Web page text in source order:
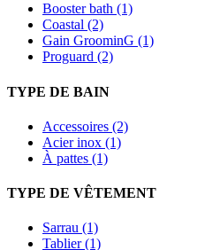
Booster bath (1)
Coastal (2)
Gain GroominG (1)
Proguard (2)
TYPE DE BAIN
Accessoires (2)
Acier inox (1)
À pattes (1)
TYPE DE VÊTEMENT
Sarrau (1)
Tablier (1)